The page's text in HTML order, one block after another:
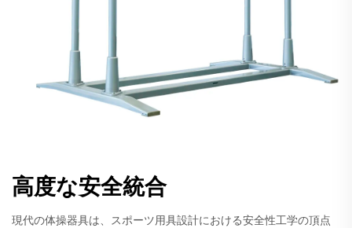
高度な安全統合
現代の体操器具は、スポーツ用具設計における安全性工学の頂点